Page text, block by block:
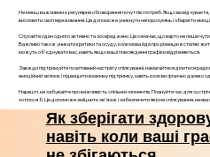
Не менш важливим є регулярне обговорення почуттів і потреб. Якщо ви
висловити свої переживання. Це допоможе уникнути непорозумінь і зберегти
Слухайте один одного активно та зосереджено. Це означає, що варто не лише чути
Важливо також уникати критики та осуду, коли мова йде про різницю в стилях
можуть об'єднувати вас, навіть якщо ваші повсякденні графіки відрізняються.
Завжди підтримуйте позитивний настрій у спілкуванні, намагайтеся ділитися
емоційний зв’язок і підвищити взаємну підтримку, навіть коли ви фізично далеко
Нарешті, не забувайте про важливість спільних моментів. Плануйте час для
хотілося б. Це допоможе зміцнити зв'язок і забезпечити якісне спілкування,
Як зберігати
навіть коли ваші